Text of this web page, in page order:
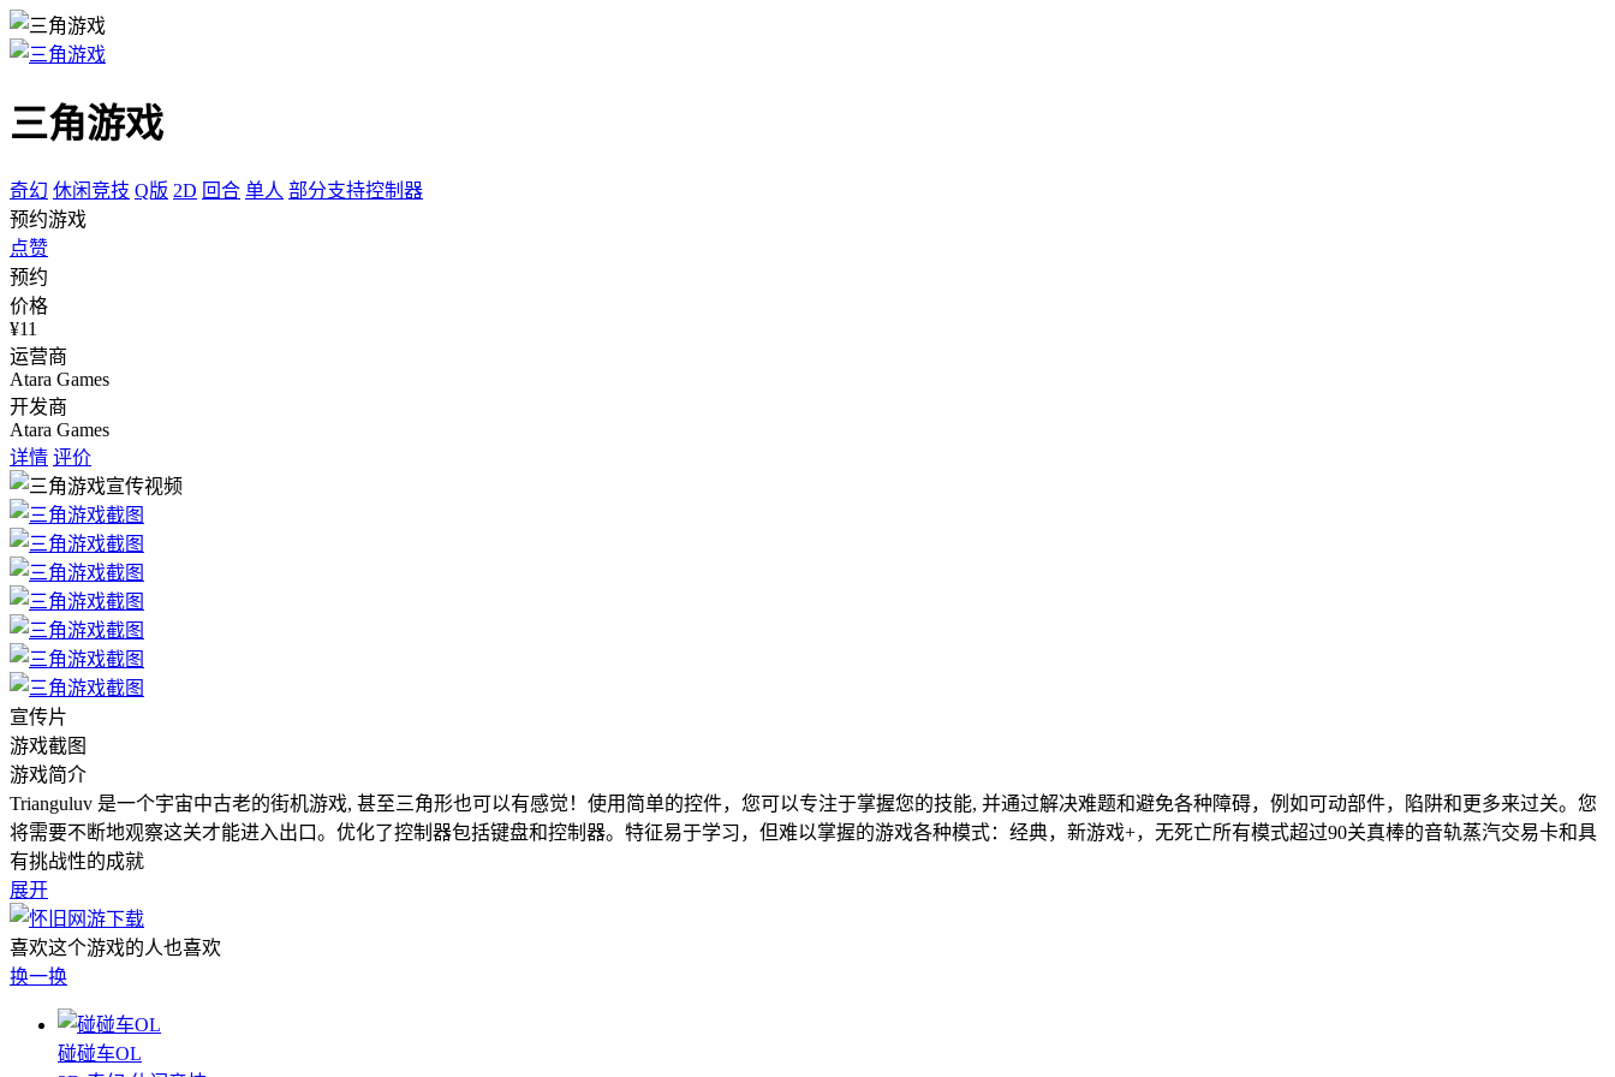
三角游戏
奇幻 休闲竞技 Q版 2D 回合 单人 部分支持控制器
预约游戏
点赞
预约
价格
¥11
运营商
Atara Games
开发商
Atara Games
详情 评价
宣传片
游戏截图
游戏简介
Trianguluv 是一个宇宙中古老的街机游戏, 甚至三角形也可以有感觉！使用简单的控件，您可以专注于掌握您的技能, 并通过解决难题和避免各种障碍，例如可动部件，陷阱和更多来过关。您
将需要不断地观察这关才能进入出口。优化了控制器包括键盘和控制器。特征易于学习，但难以掌握的游戏各种模式：经典，新游戏+，无死亡所有模式超过90关真棒的音轨蒸汽交易卡和具
有挑战性的成就
展开
喜欢这个游戏的人也喜欢
换一换
碰碰车OL